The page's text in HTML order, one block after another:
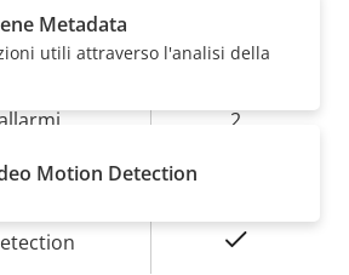
È disponibile un'ampia gamma
della
proprietà
attiva Sì
2
Metadata
utili attraverso l'analisi della
Motion Detection